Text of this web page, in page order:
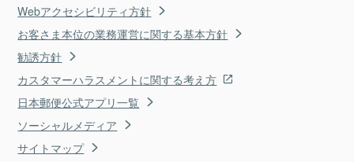
Webアクセシビリティ方針
お客さま本位の業務運営に関する基本方針
勧誘方針
カスタマーハラスメントに関する考え方
日本郵便公式アプリ一覧
ソーシャルメディア
サイトマップ